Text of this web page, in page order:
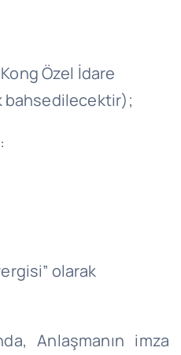
Özel İdare
bahsedilecektir);
olarak
Anlaşmanın imza